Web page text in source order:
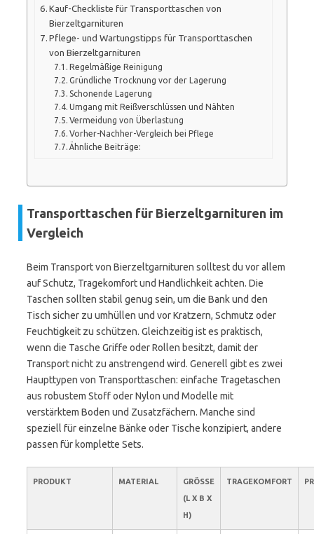
Kauf-Checkliste für Transporttaschen von
Bierzeltgarnituren
Pflege- und Wartungstipps für Transporttaschen
von Bierzeltgarnituren
Regelmäßige Reinigung
Gründliche Trocknung vor der Lagerung
Schonende Lagerung
Umgang mit Reißverschlüssen und Nähten
Vermeidung von Überlastung
Vorher-Nachher-Vergleich bei Pflege
Ähnliche Beiträge:
Transporttaschen für Bierzeltgarnituren im
Vergleich
Beim Transport von Bierzeltgarnituren solltest du vor allem
auf Schutz, Tragekomfort und Handlichkeit achten. Die
Taschen sollten stabil genug sein, um die Bank und den
Tisch sicher zu umhüllen und vor Kratzern, Schmutz oder
Feuchtigkeit zu schützen. Gleichzeitig ist es praktisch,
wenn die Tasche Griffe oder Rollen besitzt, damit der
Transport nicht zu anstrengend wird. Generell gibt es zwei
Haupttypen von Transporttaschen: einfache Tragetaschen
aus robustem Stoff oder Nylon und Modelle mit
verstärktem Boden und Zusatzfächern. Manche sind
speziell für einzelne Bänke oder Tische konzipiert, andere
passen für komplette Sets.
PRODUKT MATERIAL
GRÖSSE (
L X B X H
)
TRAGEKOMFORT